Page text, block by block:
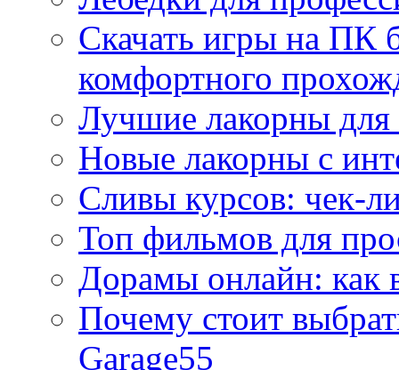
Скачать игры на ПК
комфортного
Лучшие лакорны для
Новые лакорны с
Сливы курсов: чек-
Топ фильмов для
Дорамы онлайн: как
Почему стоит
Garage55